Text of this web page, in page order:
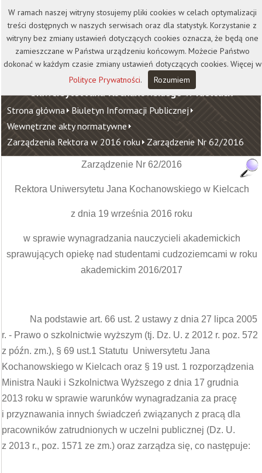
Kontakt Biblioteka
Wydawnictwo
Wirtualna Uczelnia
Uniwersytet Jana Kochanowskiego w Kielcach
Strona główna Biuletyn Informacji Publicznej
Wewnętrzne akty normatywne
Zarządzenia Rektora w 2016 roku Zarządzenie Nr 62/2016
Zarządzenie Nr 62/2016
Rektora Uniwersytetu Jana Kochanowskiego w Kielcach
z dnia 19 września 2016 roku
w sprawie wynagradzania nauczycieli akademickich
sprawujących opiekę nad studentami cudzoziemcami w roku
akademickim 2016/2017
Na podstawie art. 66 ust. 2 ustawy z dnia 27 lipca 2005
r. - Prawo o szkolnictwie wyższym (tj. Dz. U. z 2012 r. poz. 572
z późn. zm.), § 69 ust.1 Statutu Uniwersytetu Jana
Kochanowskiego w Kielcach oraz § 19 ust. 1 rozporządzenia
Ministra Nauki i Szkolnictwa Wyższego z dnia 17 grudnia
2013 roku w sprawie warunków wynagradzania za pracę
i przyznawania innych świadczeń związanych z pracą dla
pracowników zatrudnionych w uczelni publicznej (Dz. U.
z 2013 r., poz. 1571 ze zm.) oraz zarządza się, co następuje:
W ramach naszej witryny stosujemy pliki cookies w celach optymalizacji
treści dostępnych w naszych serwisach oraz dla statystyk. Korzystanie z
witryny bez zmiany ustawień dotyczących cookies oznacza, że będą one
zamieszczane w Państwa urządzeniu końcowym. Możecie Państwo
dokonać w każdym czasie zmiany ustawień dotyczących cookies. Więcej w
Polityce Prywatności. Rozumiem